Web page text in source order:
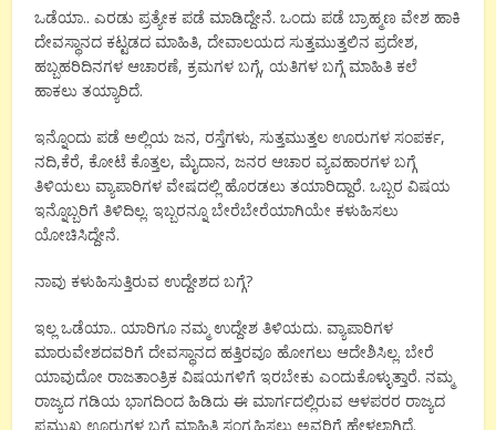
ಒಡೆಯಾ.. ಎರಡು ಪ್ರತ್ಯೇಕ ಪಡೆ ಮಾಡಿದ್ದೇನೆ. ಒಂದು ಪಡೆ ಬ್ರಾಹ್ಮಣ ವೇಶ ಹಾಕಿ
ದೇವಸ್ಥಾನದ ಕಟ್ಟಡದ ಮಾಹಿತಿ, ದೇವಾಲಯದ ಸುತ್ತಮುತ್ತಲಿನ ಪ್ರದೇಶ,
ಹಬ್ಬಹರಿದಿನಗಳ ಆಚಾರಣೆ, ಕ್ರಮಗಳ ಬಗ್ಗೆ, ಯತಿಗಳ ಬಗ್ಗೆ ಮಾಹಿತಿ ಕಲೆ
ಹಾಕಲು ತಯ್ಯಾರಿದೆ.
ಇನ್ನೊಂದು ಪಡೆ ಅಲ್ಲಿಯ ಜನ, ರಸ್ತೆಗಳು, ಸುತ್ತಮುತ್ತಲ ಊರುಗಳ ಸಂಪರ್ಕ,
ನದಿ,ಕೆರೆ, ಕೋಟೆ ಕೊತ್ತಲ, ಮೈದಾನ, ಜನರ ಆಚಾರ ವ್ಯವಹಾರಗಳ ಬಗ್ಗೆ
ತಿಳಿಯಲು ವ್ಯಾಪಾರಿಗಳ ವೇಷದಲ್ಲಿ ಹೊರಡಲು ತಯಾರಿದ್ದಾರೆ. ಒಬ್ಬರ ವಿಷಯ
ಇನ್ನೊಬ್ಬರಿಗೆ ತಿಳಿದಿಲ್ಲ. ಇಬ್ಬರನ್ನೂ ಬೇರೆಬೇರೆಯಾಗಿಯೇ ಕಳುಹಿಸಲು
ಯೋಚಿಸಿದ್ದೇನೆ.
ನಾವು ಕಳುಹಿಸುತ್ತಿರುವ ಉದ್ದೇಶದ ಬಗ್ಗೆ?
ಇಲ್ಲ ಒಡೆಯಾ.. ಯಾರಿಗೂ ನಮ್ಮ‌ ಉದ್ದೇಶ ತಿಳಿಯದು. ವ್ಯಾಪಾರಿಗಳ
ಮಾರುವೇಶದವರಿಗೆ ದೇವಸ್ಥಾನದ ಹತ್ತಿರವೂ ಹೋಗಲು ಆದೇಶಿಸಿಲ್ಲ. ಬೇರೆ
ಯಾವುದೋ ರಾಜತಾಂತ್ರಿಕ ವಿಷಯಗಳಿಗೆ ಇರಬೇಕು ಎಂದುಕೊಳ್ಳುತ್ತಾರೆ. ನಮ್ಮ
ರಾಜ್ಯದ ಗಡಿಯ ಭಾಗದಿಂದ ಹಿಡಿದು ಈ ಮಾರ್ಗದಲ್ಲಿರುವ ಆಳಪರರ ರಾಜ್ಯದ
ಪ್ರಮುಖ ಊರುಗಳ ಬಗ್ಗೆ ಮಾಹಿತಿ ಸಂಗ್ರಹಿಸಲು ಅವರಿಗೆ ಹೇಳಲಾಗಿದೆ.